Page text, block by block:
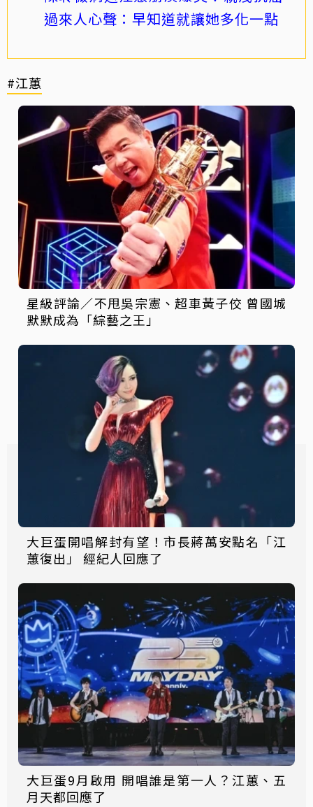
過來人心聲：早知道就讓她多化一點
#江蕙
星級評論／不甩吳宗憲、超車黃子佼 曾國城
默默成為「綜藝之王」
大巨蛋開唱解封有望！市長蔣萬安點名「江
蕙復出」 經紀人回應了
大巨蛋9月啟用 開唱誰是第一人？江蕙、五
月天都回應了